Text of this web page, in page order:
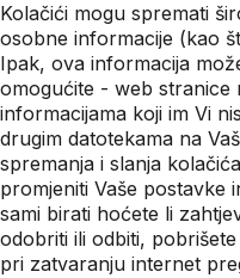
Kolačići mogu spremati
osobne informacije (kao
Ipak, ova informacija
omogućite - web stranice
informacijama koji im Vi
drugim datotekama na
spremanja i slanja
promjeniti Vaše postavke
sami birati hoćete li
odobriti ili odbiti,
pri zatvaranju internet